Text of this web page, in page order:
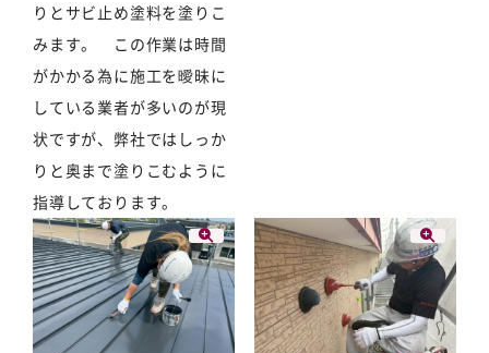
りとサビ止め塗料を塗りこ
みます。 この作業は時間
がかかる為に施工を曖昧に
している業者が多いのが現
状ですが、弊社ではしっか
りと奥まで塗りこむように
指導しております。